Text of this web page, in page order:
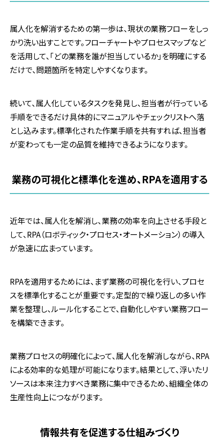
属人化を解消するための第一歩は、現状の業務フローをしっ
かり洗い出すことです。フローチャートやプロセスマップなど
を活用して、「どの業務を誰が担当しているか」を明確にする
だけで、問題箇所を特定しやすくなります。
続いて、属人化しているタスクを発見し、担当者が行っている
手順をできるだけ具体的にマニュアルやチェックリストへ落
とし込みます。標準化された作業手順を共有すれば、担当者
が変わっても一定の品質を維持できるようになります。
業務の可視化と標準化を進め、RPAを適用する
近年では、属人化を解消し、業務の効率を向上させる手段と
して、RPA（ロボティック・プロセス・オートメーション）の導入
が急速に広まっています。
RPAを適用するためには、まず業務の可視化を行い、プロセ
スを標準化することが重要です。定型的で繰り返しの多い作
業を整理し、ルール化することで、自動化しやすい業務フロー
を構築できます。
業務プロセスの明確化によって、属人化を解消しながら、RPA
による効率的な処理が可能になります。結果として、浮いたリ
ソースは本来注力すべき業務に集中できるため、組織全体の
生産性向上につながります。
情報共有を促進する仕組みづくり